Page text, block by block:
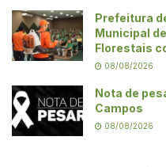
Prefeitura
Municipal
Florestais
08/08/2026
Nota de
Campos
08/08/2026